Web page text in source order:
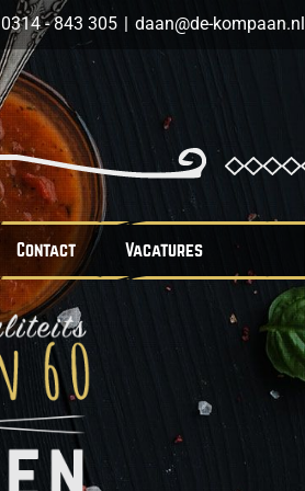
0314 - 843 305 | daan@de-kompaan.nl
Contact Vacatures